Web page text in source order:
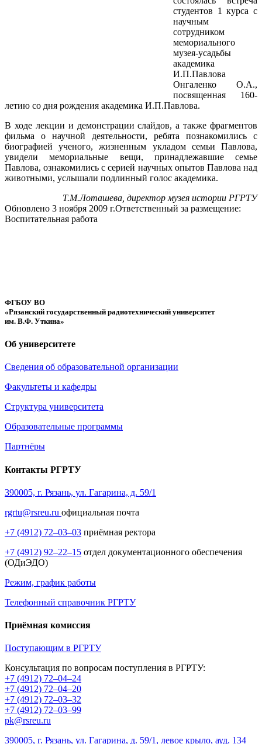
студентов 1 курса с
научным
сотрудником
мемориального
музея-усадьбы
академика
И.П.Павлова
Онгаленко О.А.,
посвященная 160-
летию со дня рождения академика И.П.Павлова.
В ходе лекции и демонстрации слайдов, а также фрагментов
фильма о научной деятельности, ребята познакомились с
биографией ученого, жизненным укладом семьи Павлова,
увидели мемориальные вещи, принадлежавшие семье
Павлова, ознакомились с серией научных опытов Павлова над
животными, услышали подлинный голос академика.
Т.М.Лоташева, директор музея истории РГРТУ
Обновлено 3 ноября 2009 г.Ответственный за размещение:
Воспитательная работа
ФГБОУ ВО
«Рязанский государственный радиотехнический университет
им. В.Ф. Уткина»
Об университете
Сведения об образовательной организации
Факультеты и кафедры
Структура университета
Образовательные программы
Партнёры
Контакты РГРТУ
390005, г. Рязань, ул. Гагарина, д. 59/1
rgrtu@rsreu.ru официальная почта
+7 (4912) 72–03–03 приёмная ректора
+7 (4912) 92–22–15 отдел документационного обеспечения
(ОДиЭДО)
Режим, график работы
Телефонный справочник РГРТУ
Приёмная комиссия
Поступающим в РГРТУ
Консультация по вопросам поступления в РГРТУ:
+7 (4912) 72–04–24
+7 (4912) 72–04–20
+7 (4912) 72–03–32
+7 (4912) 72–03–99
pk@rsreu.ru
390005, г. Рязань, ул. Гагарина, д. 59/1, левое крыло, ауд. 134